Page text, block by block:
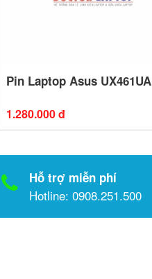
Pin Laptop Asus UX461UA
1.280.000 đ
Hỗ trợ miễn phí
Hotline: 0908.251.500